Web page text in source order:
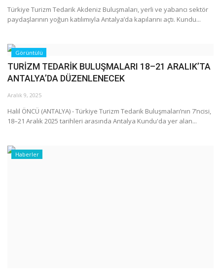
Sizlerden Gelenler
Yorumlar
Video Tanıtım
Köşe Yazarları
Galeri
Türkiye Turizm Tedarik Akdeniz Buluşmaları, yerli ve yabancı sektör
paydaşlarının yoğun katılımıyla Antalya’da kapılarını açtı. Kundu...
Görüntülü
TURİZM TEDARİK BULUŞMALARI 18–21 ARALIK’TA
ANTALYA’DA DÜZENLENECEK
Aralık 9, 2025
Halil ÖNCÜ (ANTALYA) - Türkiye Turizm Tedarik Buluşmaları’nın 7’ncisi,
18–21 Aralık 2025 tarihleri arasında Antalya Kundu'da yer alan...
Haberler